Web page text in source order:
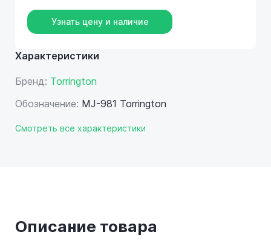
Характеристики
Бренд: Torrington
Обозначение: MJ-981 Torrington
Смотреть все характеристики
Узнать цену и наличие
Описание товара